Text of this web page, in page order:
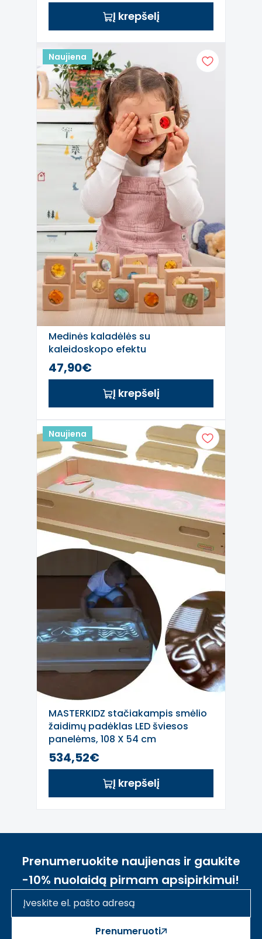
Į krepšelį
Naujiena
Medinės kaladėlės su
kaleidoskopo efektu
47,90€
Į krepšelį
Naujiena
MASTERKIDZ stačiakampis smėlio
žaidimų padėklas LED šviesos
panelėms, 108 X 54 cm
534,52€
Į krepšelį
Prenumeruokite naujienas ir gaukite
-10% nuolaidą pirmam apsipirkimui!
Prenumeruoti